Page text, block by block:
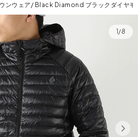
ンウェア Black Diamond ブラックダイヤモ
1/8